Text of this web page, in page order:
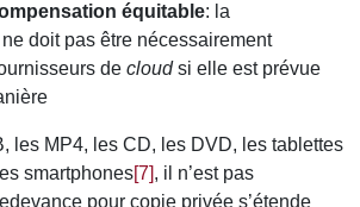
équitable: la
doit pas être nécessairement
de cloudsi elle est prévue
les MP4, les CD, les DVD, les tablettes
smartphones[7], il n’est pas
pour copie privée s’étende